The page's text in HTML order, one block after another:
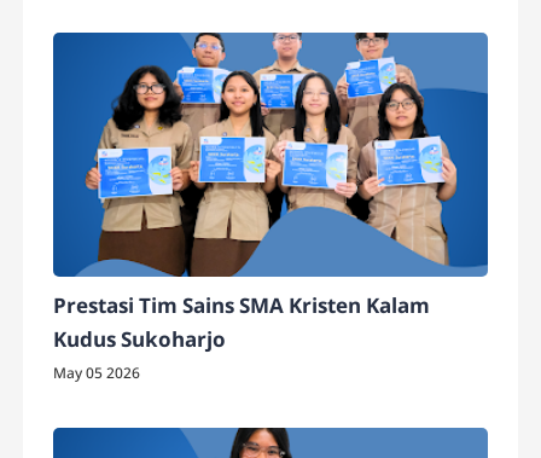
Prestasi Tim Sains SMA Kristen Kalam
Kudus Sukoharjo
May 05 2026